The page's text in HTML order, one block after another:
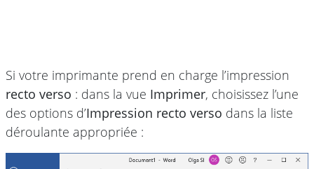
Si votre imprimante prend en charge l’impression
recto verso : dans la vue Imprimer, choisissez l’une
des options d’Impression recto verso dans la liste
déroulante appropriée :